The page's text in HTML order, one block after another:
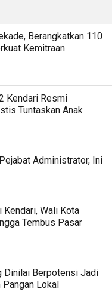
Berangkatkan 110
Kemitraan
Kendari Resmi
Tuntaskan Anak
Administrator, Ini
Wali Kota
Tembus Pasar
Dinilai Berpotensi Jadi
Lokal